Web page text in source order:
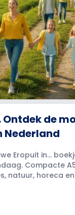
Ontdek de
Nederland
Eropuit in...
Compacte
natuur, horeca